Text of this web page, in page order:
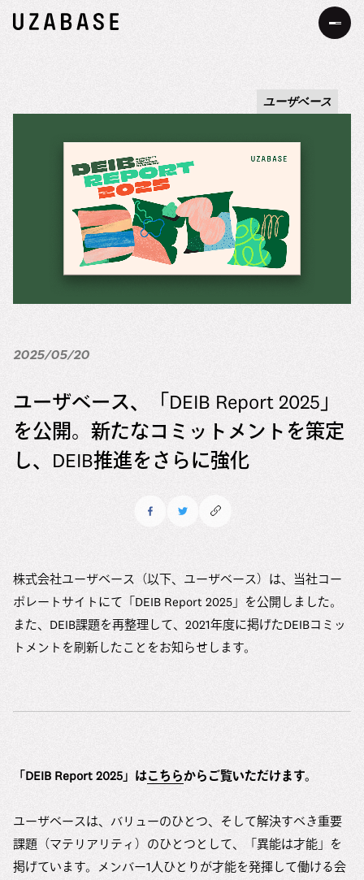
私たちについて
Our Mission
The 7 Values
事業・サービス
サステナビリティ
サステナビリティへの考え方
マテリアリティの特定アプローチ
ESG推進体制
ESGデータ
現在の取り組み
コミットメント
DEIBレポート
採用情報
中途採用
新卒採用
社員紹介
オフィス
よくある質問
会社情報
会社情報
役員紹介
Uzabase Journal
ユーザベース
2025/05/20
ユーザベース、「DEIB Report 2025」
を公開。新たなコミットメントを策定
し、DEIB推進をさらに強化
株式会社ユーザベース（以下、ユーザベース）は、当社コー
ポレートサイトにて「DEIB Report 2025」を公開しました。
また、DEIB課題を再整理して、2021年度に掲げたDEIBコミッ
トメントを刷新したことをお知らせします。
「DEIB Report 2025」はこちらからご覧いただけます。
ユーザベースは、バリューのひとつ、そして解決すべき重要
課題（マテリアリティ）のひとつとして、「異能は才能」を
掲げています。メンバー1人ひとりが才能を発揮して働ける会